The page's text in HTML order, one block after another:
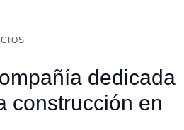
dedicada
construcción en